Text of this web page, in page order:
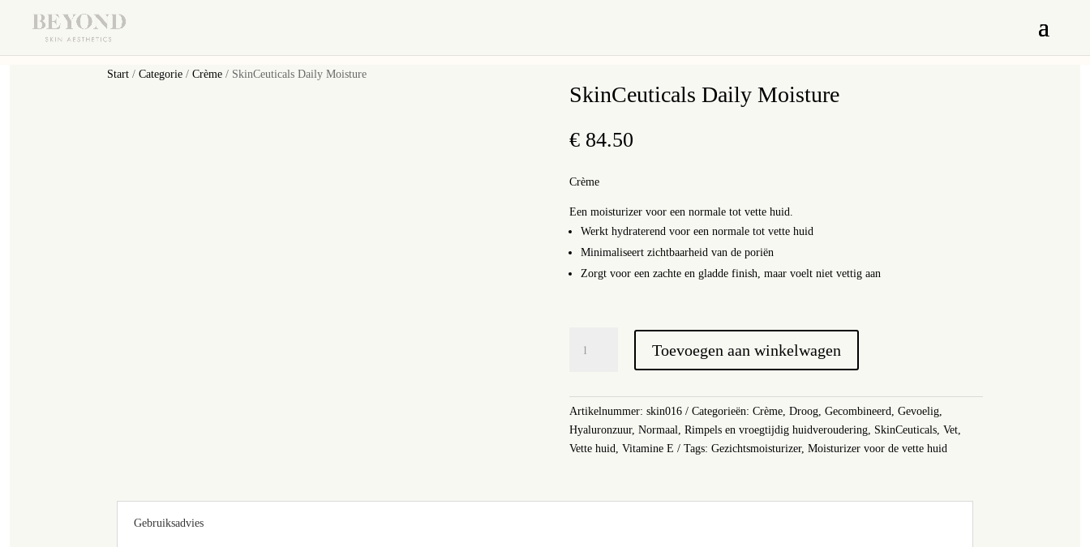
Start / Categorie / Crème / SkinCeuticals Daily Moisture
SkinCeuticals Daily Moisture
€84.50
Crème
Een moisturizer voor een normale tot vette huid.
Werkt hydraterend voor een normale tot vette huid
Minimaliseert zichtbaarheid van de poriën
Zorgt voor een zachte en gladde finish, maar voelt niet vettig aan
Daily
Toevoegen aan winkelwagen
Artikelnummer: skin016 Categorieën: Crème, Droog, Gecombineerd Gevoelig,
Hyaluronzuur, Normaal Rimpels en vroegtijdig huidveroudering, SkinCeuticals, Vet,
Vette huid
Vitamine E Tags: Gezichtsmoisturizer, Moisturizer voor de vette huid
Gebruiksadvies